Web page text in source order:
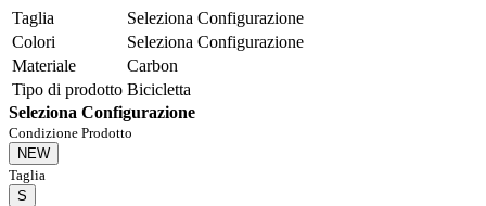
Taglia
Seleziona Configurazione
Colori
Seleziona Configurazione
Materiale
Carbon
Tipo di prodotto Bicicletta
Seleziona Configurazione
Condizione Prodotto
NEW
Taglia
S